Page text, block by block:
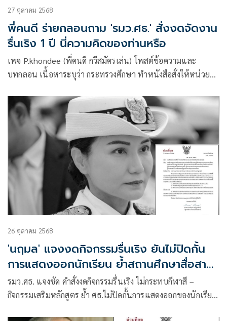
27 ตุลาคม 2568
พี่คนดี ร่ายกลอนถาม 'รมว.ศธ.' สั่งงดจัดงาน
รื่นเริง 1 ปี นี่ความคิดของท่านหรือ
เพจ P.khondee (พี่คนดี กวีสมัครเล่น) โพสต์ข้อความและ
บทกลอน เนื้อหาระบุว่า กระทรวงศึกษา ทำหนังสือสั่งให้หน่วย
26 ตุลาคม 2568
'นฤมล' แจงงดกิจกรรมรื่นเริง ยันไม่ปิดกั้น
การแสดงออกนักเรียน ย้ำสถานศึกษาสื่อสาร
ให้เข้าใจตรงกัน
รมว.ศธ. แจงชัด คำสั่งงดกิจกรรมรื่นเริง ไม่กระทบกีฬาสี –
กิจกรรมเสริมหลักสูตร ย้ำ ศธ.ไม่ปิดกั้นการแสดงออกของนักเรียน